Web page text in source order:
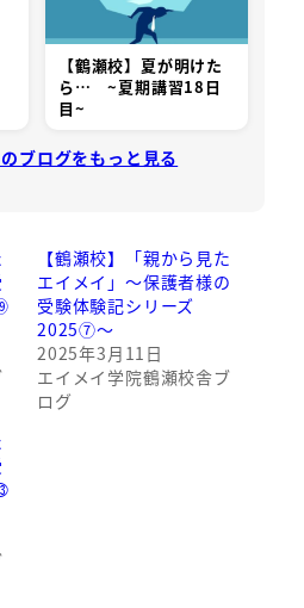
【鶴瀬校】夏が明けた
ら… ~夏期講習18日
目~
ブログをもっと見る
【鶴瀬校】「親から見た
エイメイ」～保護者様の
受験体験記シリーズ
2025⑦～
2025年3月11日
エイメイ学院鶴瀬校舎ブ
ログ